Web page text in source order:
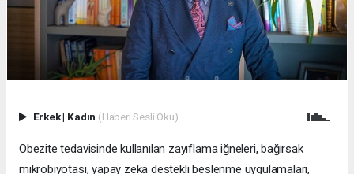
Erkek| Kadın (Haberi Sesli Oku)
Obezite tedavisinde kullanılan zayıflama iğneleri, bağırsak
mikrobiyotası, yapay zeka destekli beslenme uygulamaları,